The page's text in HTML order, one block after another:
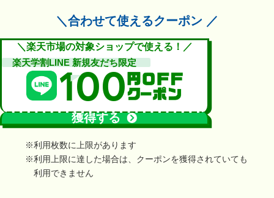
＼合わせて使えるクーポン ／
＼楽天市場の対象ショップで使える！／
楽天学割LINE 新規友だち限定
100
獲得する
※利用枚数に上限があります
※利用上限に達した場合は、クーポンを獲得されていても
利用できません